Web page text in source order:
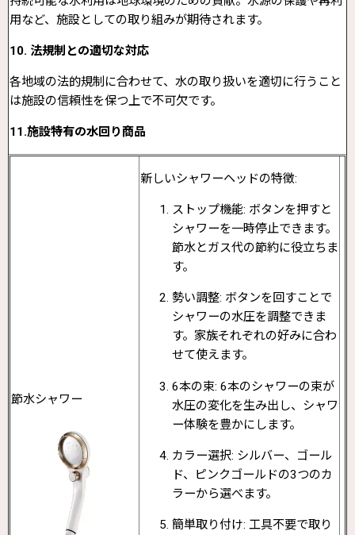
用など、施設としての取り組みが期待されます。
10. 法規制との適切な対応
各地域の法的規制に合わせて、水の取り扱いを適切に行うこと
は施設の信頼性を保つ上で不可欠です。
11.施設特有の水回り商品
節水シャワー
新しいシャワーヘッドの特徴:
ストップ機能: ボタンを押すと
シャワーを一時停止できます。
節水とガス代の節約に役立ちま
す。
勢い調整: ボタンを回すことで
シャワーの水圧を調整できま
す。家族それぞれの好みに合わ
せて使えます。
6本の束: 6本のシャワーの束が
水圧の変化を生み出し、シャワ
ー体験を豊かにします。
カラー選択: シルバー、ゴール
ド、ピンクゴールドの3つのカ
ラーから選べます。
簡単取り付け: 工具不要で取り